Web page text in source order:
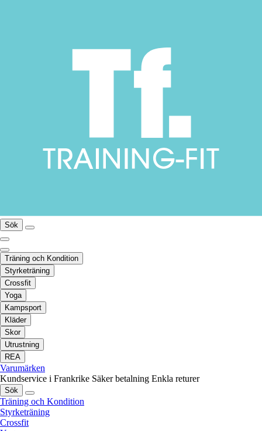
Sök
Träning och Kondition
Styrketräning
Crossfit
Yoga
Kampsport
Kläder
Skor
Utrustning
REA
Varumärken
Kundservice i Frankrike Säker betalning Enkla returer
Sök
Träning och Kondition
Styrketräning
Crossfit